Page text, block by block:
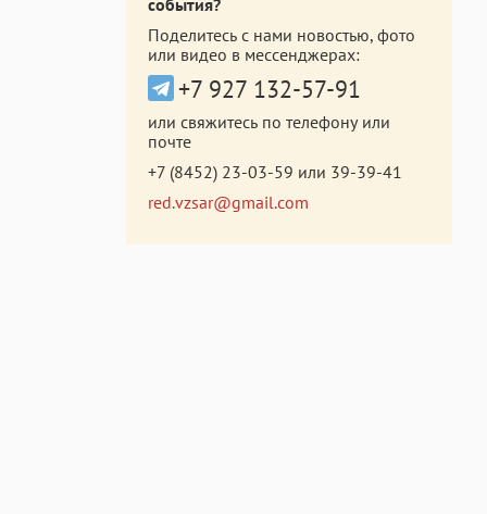
события?
Поделитесь с нами новостью, фото
или видео в мессенджерах:
+7 927 132-57-91
или свяжитесь по телефону или
почте
+7 (8452) 23-03-59 или 39-39-41
red.vzsar@gmail.com